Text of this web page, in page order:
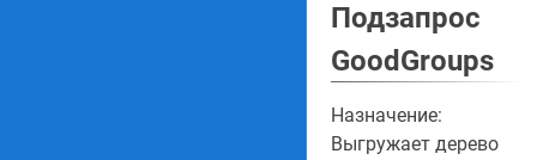
Подзапрос
GoodGroups
Назначение:
Выгружает дерево